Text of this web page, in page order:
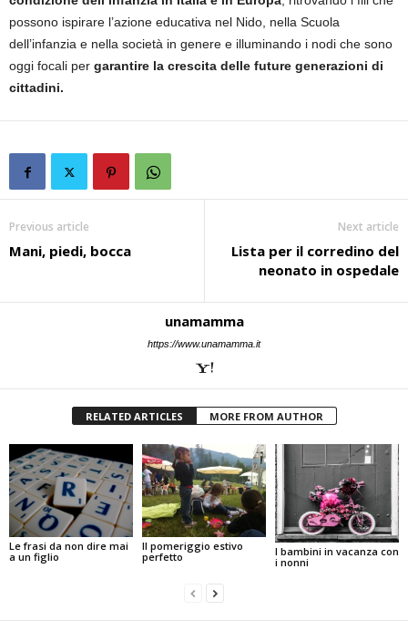
possono ispirare l’azione educativa nel Nido, nella Scuola
dell’infanzia e nella società in genere e illuminando i nodi che sono
oggi focali per garantire la crescita delle future generazioni di
cittadini.
Previous article
Mani, piedi, bocca
Next article
Lista per il corredino del
neonato in ospedale
unamamma
https://www.unamamma.it
RELATED ARTICLES MORE FROM AUTHOR
Le frasi da non dire mai
a un figlio
Il pomeriggio estivo
perfetto
I bambini in vacanza con
i nonni